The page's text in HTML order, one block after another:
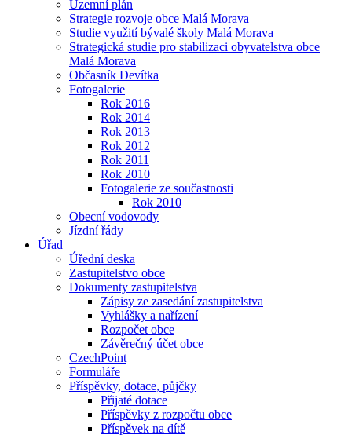
Územní plán
Strategie rozvoje obce Malá Morava
Studie využití bývalé školy Malá Morava
Strategická studie pro stabilizaci obyvatelstva obce
Malá Morava
Občasník Devítka
Fotogalerie
Rok 2016
Rok 2014
Rok 2013
Rok 2012
Rok 2011
Rok 2010
Fotogalerie ze součastnosti
Rok 2010
Obecní vodovody
Jízdní řády
Úřad
Úřední deska
Zastupitelstvo obce
Dokumenty zastupitelstva
Zápisy ze zasedání zastupitelstva
Vyhlášky a nařízení
Rozpočet obce
Závěrečný účet obce
CzechPoint
Formuláře
Příspěvky, dotace, půjčky
Přijaté dotace
Příspěvky z rozpočtu obce
Příspěvek na dítě